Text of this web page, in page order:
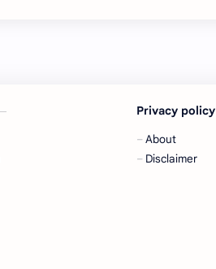
Privacy policy
About
Disclaimer